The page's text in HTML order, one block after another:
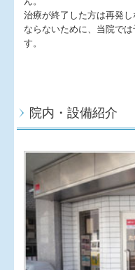
治療が終了した方は再発
ならないために、当院で
す。
院内・設備紹介